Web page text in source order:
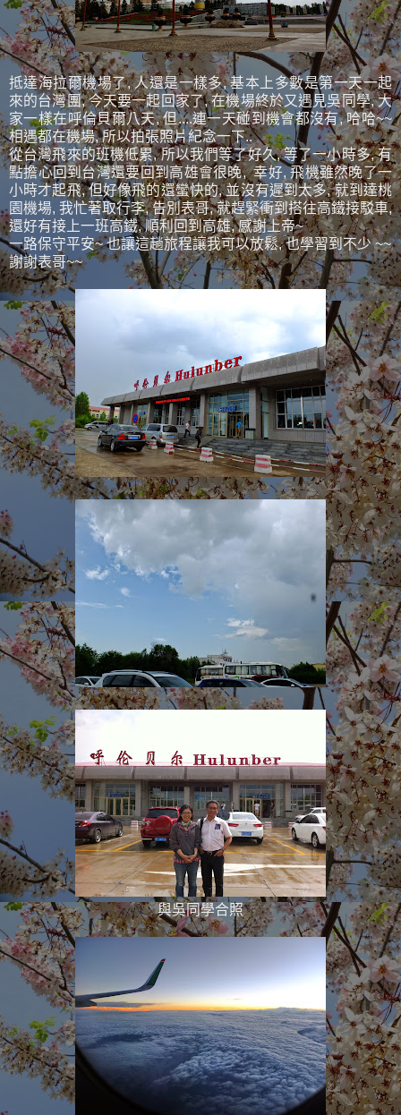
抵達海拉爾機場了, 人還是一樣多, 基本上多數是第一天一起
來的台灣團, 今天要一起回家了, 在機場終於又遇見吳同學, 大
家一樣在呼倫貝爾八天, 但....連一天碰到機會都沒有, 哈哈~~
相遇都在機場, 所以拍張照片紀念一下..
從台灣飛來的班機低累, 所以我們等了好久, 等了一小時多, 有
點擔心回到台灣還要回到高雄會很晚, 幸好, 飛機雖然晚了一
小時才起飛, 但好像飛的還蠻快的, 並沒有遲到太多, 就到達桃
園機場, 我忙著取行李, 告別表哥, 就趕緊衝到搭往高鐵接駁車,
還好有接上一班高鐵, 順利回到高雄, 感謝上帝~
一路保守平安~ 也讓這趟旅程讓我可以放鬆, 也學習到不少 ~~
謝謝表哥~~
與吳同學合照